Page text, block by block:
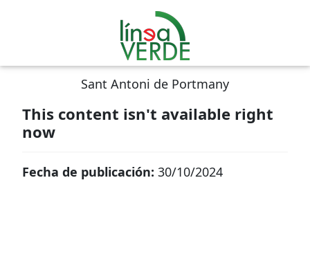
Sant Antoni de Portmany
This content isn't available right
now
Fecha de publicación: 30/10/2024